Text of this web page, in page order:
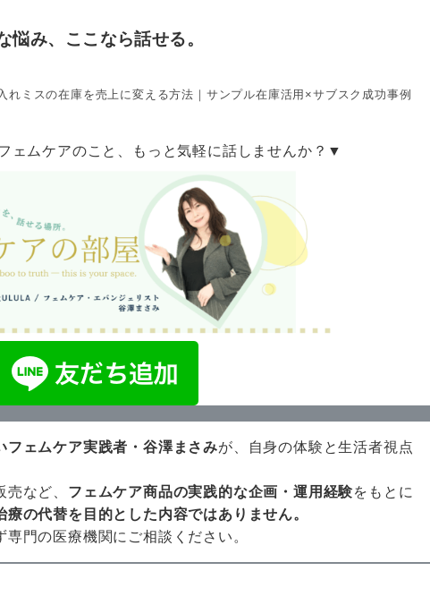
み、ここなら話せる。
れミスの在庫を売上に変える方法｜サンプル在庫活用×サブスク成功事例
ェムケアのこと、もっと気軽に話しませんか？▼
フェムケア実践者・谷澤まさみが、自身の体験と生活者視点
など、 フェムケア商品の実践的な企画・運用経験をもとに
療の代替を目的とした内容ではありません。
門の医療機関にご相談ください。